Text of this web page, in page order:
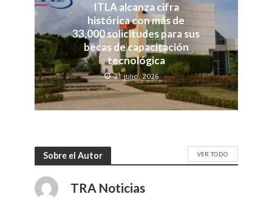
ITLA alcanza cifra
histórica con más de
33,000 solicitudes para sus
becas de capacitación
tecnológica
21 julio, 2026
Sobre el Autor VER TODO
TRA Noticias